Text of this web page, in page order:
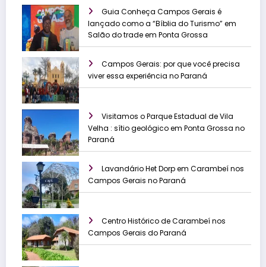
Guia Conheça Campos Gerais é
lançado como a “Bíblia do Turismo” em
Salão do trade em Ponta Grossa
Campos Gerais: por que você precisa
viver essa experiência no Paraná
Visitamos o Parque Estadual de Vila
Velha : sítio geológico em Ponta Grossa no
Paraná
Lavandário Het Dorp em Carambeí nos
Campos Gerais no Paraná
Centro Histórico de Carambeí nos
Campos Gerais do Paraná